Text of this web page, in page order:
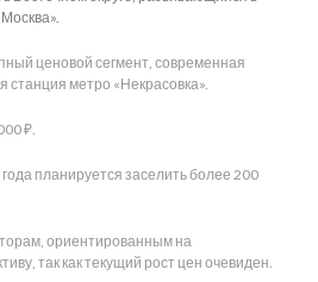
ценовой сегмент, современная
станция метро «Некрасовка».
₽.
планируется заселить более 200
ориентированным на
так как текущий рост цен очевиден.